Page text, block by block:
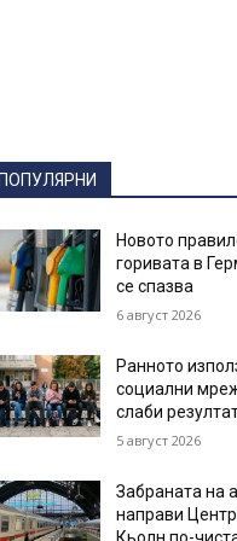
Новото
горивата в
се спазва
6 август 2026
Ранното
социални
слаби
5 август 2026
Забраната на
направи